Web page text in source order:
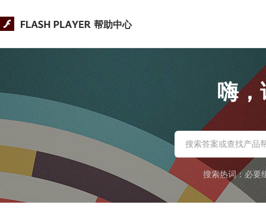
帮助中心
嗨，
搜索热词： 必要